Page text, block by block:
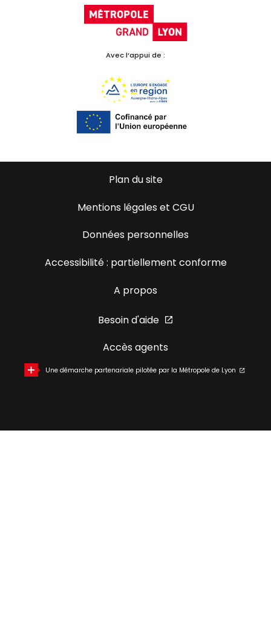
Avec l’appui de :
Plan du site
Mentions légales et CGU
Données personnelles
Accessibilité : partiellement conforme
A propos
Besoin d'aide
Accès agents
Une démarche partenariale pilotée par la Métropole de Lyon